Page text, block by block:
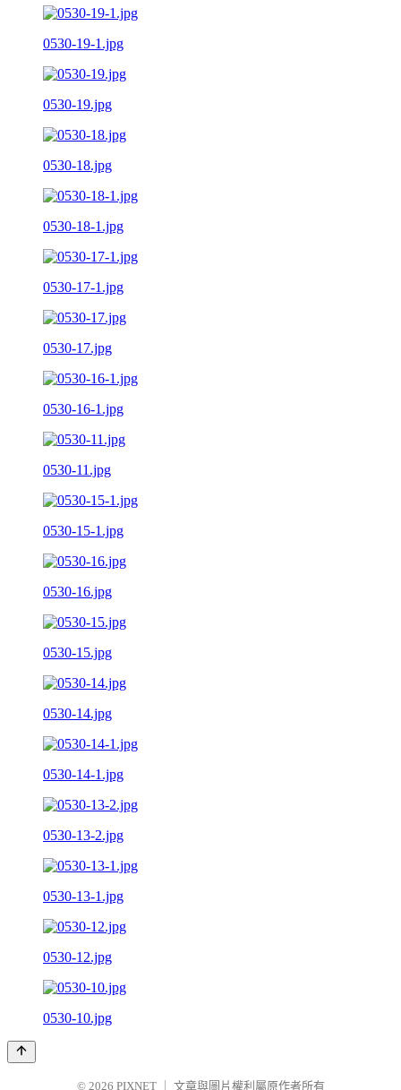
0530-19-1.jpg
0530-19.jpg
0530-18.jpg
0530-18-1.jpg
0530-17-1.jpg
0530-17.jpg
0530-16-1.jpg
0530-11.jpg
0530-15-1.jpg
0530-16.jpg
0530-15.jpg
0530-14.jpg
0530-14-1.jpg
0530-13-2.jpg
0530-13-1.jpg
0530-12.jpg
0530-10.jpg
© 2026 PIXNET 文章與圖片權利屬原作者所有